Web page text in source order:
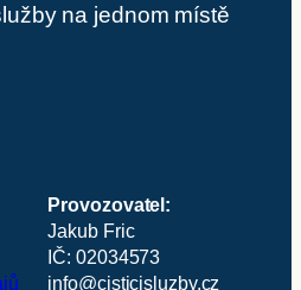
na jednom místě
Provozovatel:
Jakub Fric
IČ: 02034573
info@cisticisluzby.cz